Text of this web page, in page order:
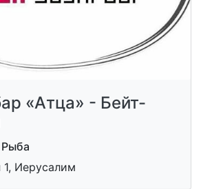
«Атца» - Бейт-
Рыба
1, Иерусалим